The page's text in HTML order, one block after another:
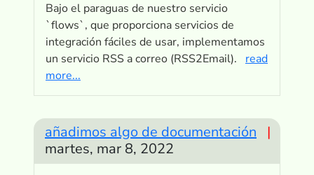
Bajo el paraguas de nuestro servicio
`flows`, que proporciona servicios de
integración fáciles de usar, implementamos
un servicio RSS a correo (RSS2Email).
read
more...
añadimos algo de documentación
|
martes, mar 8, 2022